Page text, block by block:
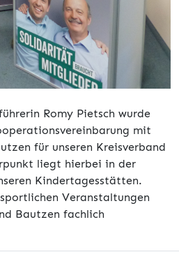
Romy Pietsch wurde
mit
für unseren Kreisverband
liegt hierbei in der
Kindertagesstätten.
Veranstaltungen
Bautzen fachlich